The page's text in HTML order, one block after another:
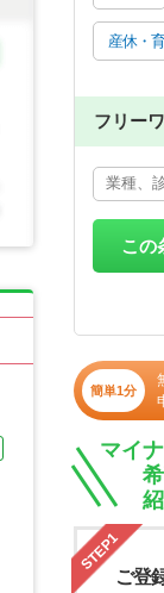
産休・
フリー
この
簡単1分
マイ
STEP1
ご登